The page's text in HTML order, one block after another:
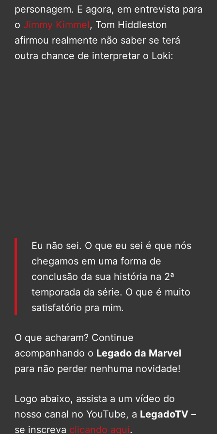
personagem. E agora, em entrevista para
o Jimmy Kimmel, Tom Hiddleston
afirmou realmente não saber se terá
outra chance de interpretar o Loki:
Eu não sei. O que eu sei é que nós
chegamos em uma forma de
conclusão da sua história na 2ª
temporada da série. O que é muito
satisfatório pra mim.
O que acharam? Continue
acompanhando o Legado da Marvel
para não perder nenhuma novidade!
Logo abaixo, assista a um vídeo do
nosso canal no YouTube, a LegadoTV –
se inscreva clicando aqui.